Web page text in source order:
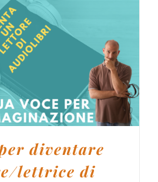
DETTAGLI
diventare
lettrice di